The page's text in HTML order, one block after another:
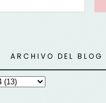
ARCHIVO DEL BLOG